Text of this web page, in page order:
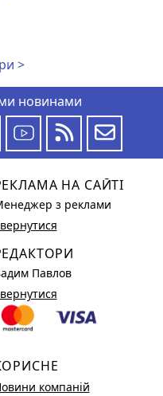
>
новинами
НА САЙТІ
з реклами
Павлов
компаній